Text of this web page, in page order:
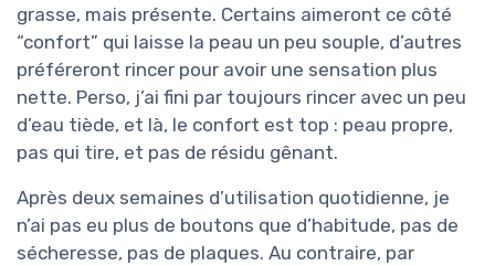
grasse, mais présente. Certains aimeront ce côté
“confort” qui laisse la peau un peu souple, d’autres
préféreront rincer pour avoir une sensation plus
nette. Perso, j’ai fini par toujours rincer avec un peu
d’eau tiède, et là, le confort est top : peau propre,
pas qui tire, et pas de résidu gênant.
Après deux semaines d’utilisation quotidienne, je
n’ai pas eu plus de boutons que d’habitude, pas de
sécheresse, pas de plaques. Au contraire, par